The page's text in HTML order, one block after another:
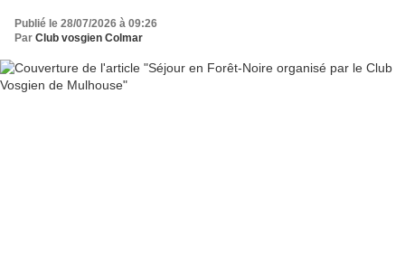
Publié le 28/07/2026 à 09:26
Par Club vosgien Colmar